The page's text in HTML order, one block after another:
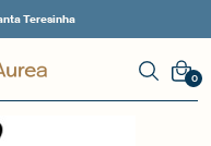
Teresinha
0